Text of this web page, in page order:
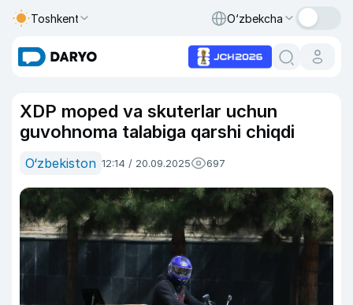
Toshkent O‘zbekcha
XDP moped va skuterlar uchun
guvohnoma talabiga qarshi chiqdi
O‘zbekiston 12:14 / 20.09.2025 697